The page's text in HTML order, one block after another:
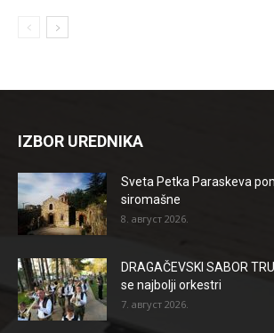
IZBOR UREDNIKA
Sveta Petka Paraskeva
siromašne
8. август 2026.
DRAGAČEVSKI SABOR
se najbolji orkestri
7. август 2026.